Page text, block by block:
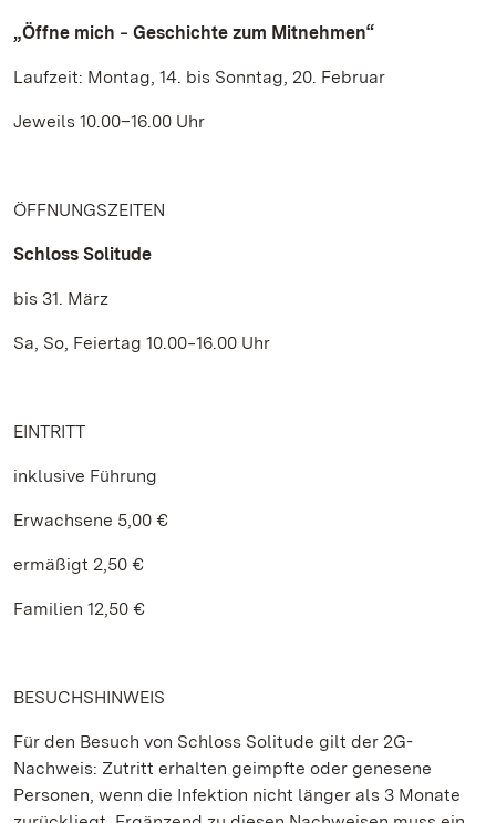
„Öffne mich ‒ Geschichte zum Mitnehmen“
Laufzeit: Montag, 14. bis Sonntag, 20. Februar
Jeweils 10.00–16.00 Uhr
ÖFFNUNGSZEITEN
Schloss Solitude
bis 31. März
Sa, So, Feiertag 10.00‒16.00 Uhr
EINTRITT
inklusive Führung
Erwachsene 5,00 €
ermäßigt 2,50 €
Familien 12,50 €
BESUCHSHINWEIS
Für den Besuch von Schloss Solitude gilt der 2G-
Nachweis: Zutritt erhalten geimpfte oder genesene
Personen, wenn die Infektion nicht länger als 3 Monate